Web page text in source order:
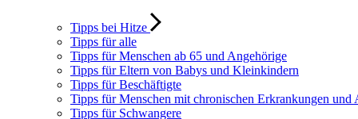
Tipps bei Hitze
Tipps für alle
Tipps für Menschen ab 65 und Angehörige
Tipps für Eltern von Babys und Kleinkindern
Tipps für Beschäftigte
Tipps für Menschen mit chronischen Erkrankungen und
Tipps für Schwangere